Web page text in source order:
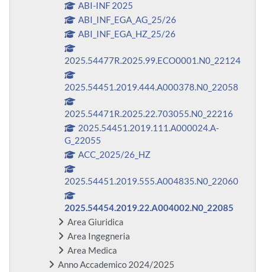
ABI-INF 2025
ABI_INF_EGA_AG_25/26
ABI_INF_EGA_HZ_25/26
2025.54477R.2025.99.ECO0001.N0_22124
2025.54451.2019.444.A000378.N0_22058
2025.54471R.2025.22.703055.N0_22216
2025.54451.2019.111.A000024.A-
G_22055
ACC_2025/26_HZ
2025.54451.2019.555.A004835.N0_22060
2025.54454.2019.22.A004002.N0_22085
Area Giuridica
Area Ingegneria
Area Medica
Anno Accademico 2024/2025